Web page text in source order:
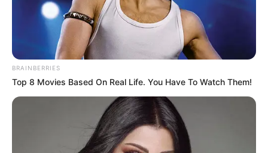
BRAINBERRIES
Top 8 Movies Based On Real Life. You Have To Watch Them!